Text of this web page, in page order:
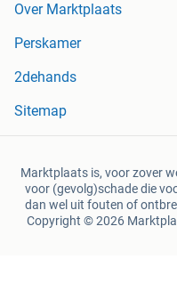
Over Marktplaats
Perskamer
2dehands
Sitemap
Marktplaats is, voor zover
voor (gevolg)schade die
dan wel uit fouten of
Copyright © 2026